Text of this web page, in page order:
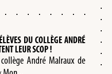
DU COLLÈGE ANDRÉ
LEUR SCOP !
André Malraux de